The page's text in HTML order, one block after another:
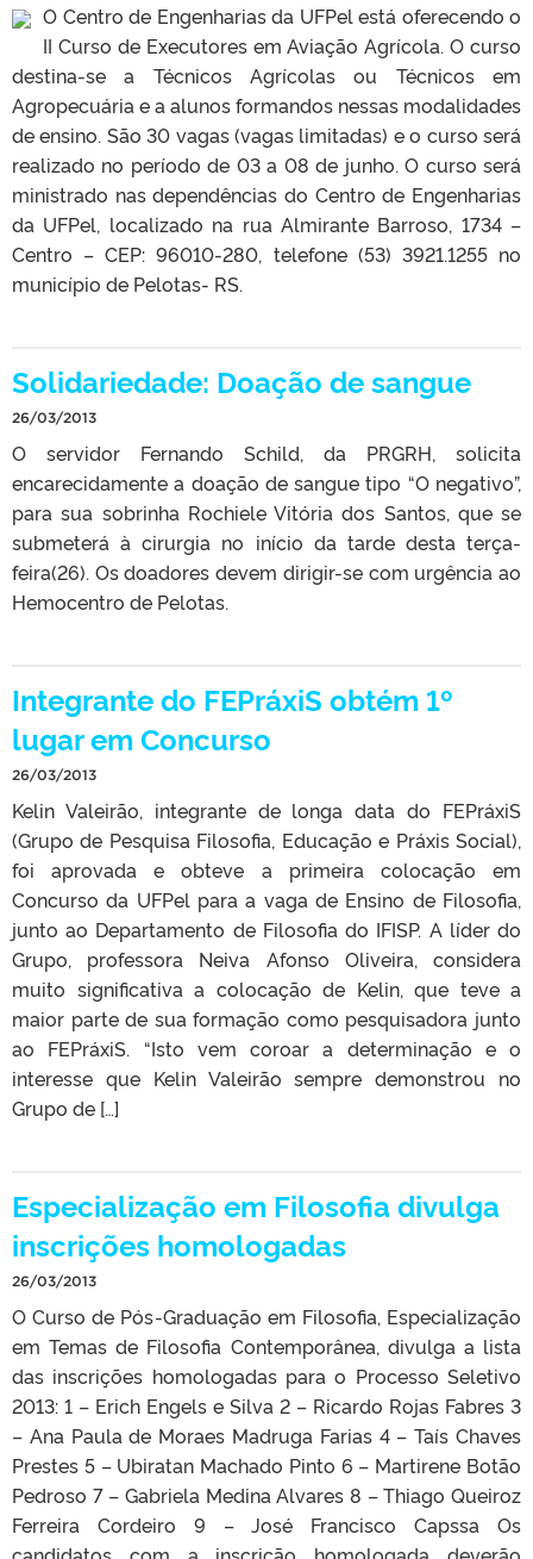
O Centro de Engenharias da UFPel está oferecendo o
II Curso de Executores em Aviação Agrícola. O curso
destina-se a Técnicos Agrícolas ou Técnicos em
Agropecuária e a alunos formandos nessas modalidades
de ensino. São 30 vagas (vagas limitadas) e o curso será
realizado no período de 03 a 08 de junho. O curso será
ministrado nas dependências do Centro de Engenharias
da UFPel, localizado na rua Almirante Barroso, 1734 –
Centro – CEP: 96010-280, telefone (53) 3921.1255 no
município de Pelotas- RS.
Solidariedade: Doação de sangue
26/03/2013
O servidor Fernando Schild, da PRGRH, solicita
encarecidamente a doação de sangue tipo “O negativo”,
para sua sobrinha Rochiele Vitória dos Santos, que se
submeterá à cirurgia no início da tarde desta terça-
feira(26). Os doadores devem dirigir-se com urgência ao
Hemocentro de Pelotas.
Integrante do FEPráxiS obtém 1º
lugar em Concurso
26/03/2013
Kelin Valeirão, integrante de longa data do FEPráxiS
(Grupo de Pesquisa Filosofia, Educação e Práxis Social),
foi aprovada e obteve a primeira colocação em
Concurso da UFPel para a vaga de Ensino de Filosofia,
junto ao Departamento de Filosofia do IFISP. A líder do
Grupo, professora Neiva Afonso Oliveira, considera
muito significativa a colocação de Kelin, que teve a
maior parte de sua formação como pesquisadora junto
ao FEPráxiS. “Isto vem coroar a determinação e o
interesse que Kelin Valeirão sempre demonstrou no
Grupo de […]
Especialização em Filosofia divulga
inscrições homologadas
26/03/2013
O Curso de Pós-Graduação em Filosofia, Especialização
em Temas de Filosofia Contemporânea, divulga a lista
das inscrições homologadas para o Processo Seletivo
2013: 1 – Erich Engels e Silva 2 – Ricardo Rojas Fabres 3
– Ana Paula de Moraes Madruga Farias 4 – Taís Chaves
Prestes 5 – Ubiratan Machado Pinto 6 – Martirene Botão
Pedroso 7 – Gabriela Medina Alvares 8 – Thiago Queiroz
Ferreira Cordeiro 9 – José Francisco Capssa Os
candidatos com a inscrição homologada deverão